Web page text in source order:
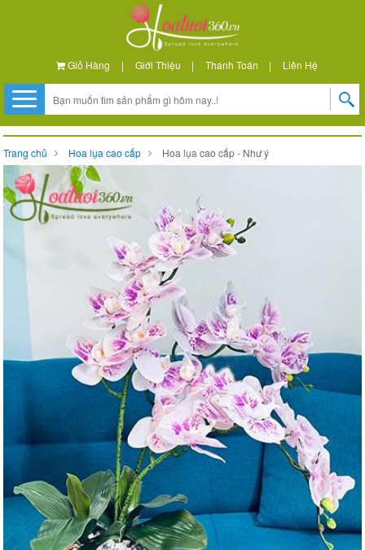
Giỏ Hàng | Giới Thiệu | Thanh Toán | Liên Hệ
Trang chủ Hoa lụa cao cấp Hoa lụa cao cấp - Như ý